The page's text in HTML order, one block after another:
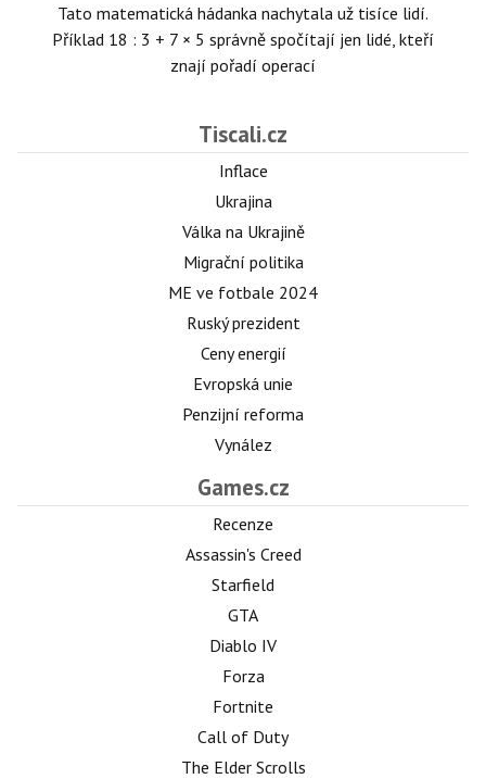
Tato matematická hádanka nachytala už tisíce lidí.
Příklad 18 : 3 + 7 × 5 správně spočítají jen lidé, kteří
znají pořadí operací
Tiscali.cz
Inflace
Ukrajina
Válka na Ukrajině
Migrační politika
ME ve fotbale 2024
Ruský prezident
Ceny energií
Evropská unie
Penzijní reforma
Vynález
Games.cz
Recenze
Assassin's Creed
Starfield
GTA
Diablo IV
Forza
Fortnite
Call of Duty
The Elder Scrolls